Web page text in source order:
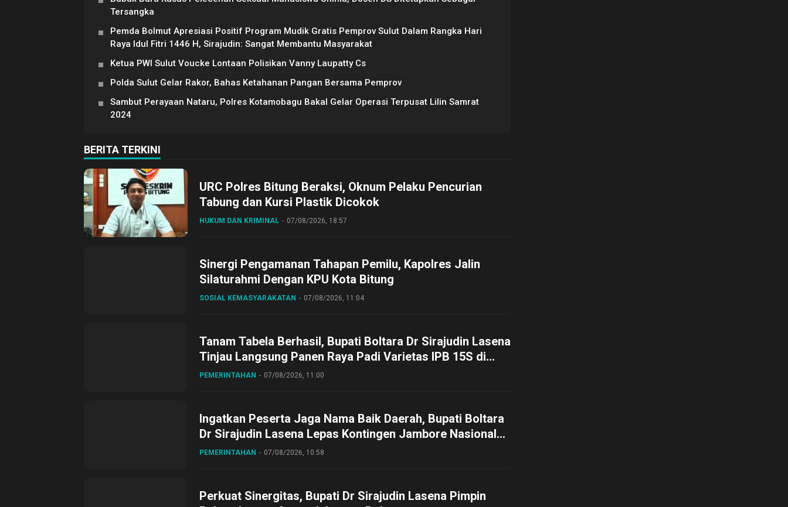
Tersangka
Pemda Bolmut Apresiasi Positif Program Mudik Gratis Pemprov Sulut Dalam Rangka Hari
Raya Idul Fitri 1446 H, Sirajudin: Sangat Membantu Masyarakat
Ketua PWI Sulut Voucke Lontaan Polisikan Vanny Laupatty Cs
Polda Sulut Gelar Rakor, Bahas Ketahanan Pangan Bersama Pemprov
Sambut Perayaan Nataru, Polres Kotamobagu Bakal Gelar Operasi Terpusat Lilin Samrat
2024
BERITA TERKINI
URC Polres Bitung Beraksi, Oknum Pelaku Pencurian
Tabung dan Kursi Plastik Dicokok
HUKUM DAN KRIMINAL 07/08/2026, 18:57
Sinergi Pengamanan Tahapan Pemilu, Kapolres Jalin
Silaturahmi Dengan KPU Kota Bitung
SOSIAL KEMASYARAKATAN 07/08/2026, 11:04
Tanam Tabela Berhasil, Bupati Boltara Dr Sirajudin Lasena
Tinjau Langsung Panen Raya Padi Varietas IPB 15S di
Desa Gihang
PEMERINTAHAN 07/08/2026, 11:00
Ingatkan Peserta Jaga Nama Baik Daerah, Bupati Boltara
Dr Sirajudin Lasena Lepas Kontingen Jambore Nasional
ke XII di Buperta Cibubur
PEMERINTAHAN 07/08/2026, 10:58
Perkuat Sinergitas, Bupati Dr Sirajudin Lasena Pimpin